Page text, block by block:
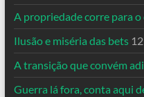
A propriedade corre para
Ilusão e miséria das bets
A transição que convém
Guerra lá fora, conta aqui